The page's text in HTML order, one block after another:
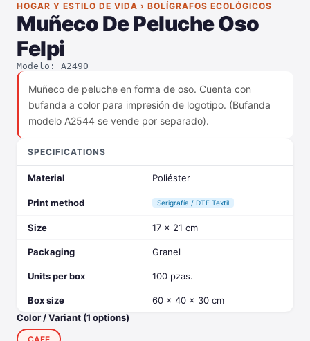
HOGAR Y ESTILO DE VIDA › BOLÍGRAFOS ECOLÓGICOS
Muñeco De Peluche Oso
Felpi
Modelo: A2490
Muñeco de peluche en forma de oso. Cuenta con
bufanda a color para impresión de logotipo. (Bufanda
modelo A2544 se vende por separado).
SPECIFICATIONS
Material Poliéster
Print method Serigrafía / DTF Textil
Size 17 x 21 cm
Packaging Granel
Units per box 100 pzas.
Box size
60 x 40 x 30 cm
Color / Variant (1 options)